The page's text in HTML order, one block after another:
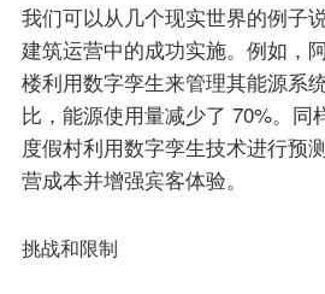
我们可以从几个现实世界的例子
建筑运营中的成功实施。例如，
楼利用数字孪生来管理其能源系
比，能源使用量减少了 70%。同
度假村利用数字孪生技术进行预
营成本并增强宾客体验。
挑战和限制